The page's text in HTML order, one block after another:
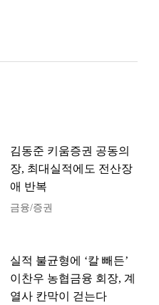
김동준 키움증권 공동의
장, 최대실적에도 전산장
애 반복
금융/증권
실적 불균형에 ‘칼 빼든’
이찬우 농협금융 회장, 계
열사 칸막이 걷는다